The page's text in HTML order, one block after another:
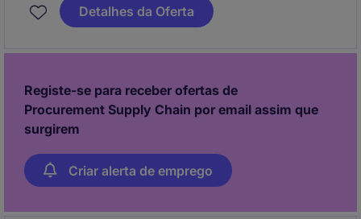
Detalhes da Oferta
Registe-se para receber ofertas de
Procurement Supply Chain por email assim que
surgirem
Criar alerta de emprego